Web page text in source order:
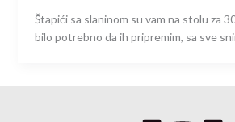
Štapići sa slaninom su vam na stolu za
bilo potrebno da ih pripremim, sa sve